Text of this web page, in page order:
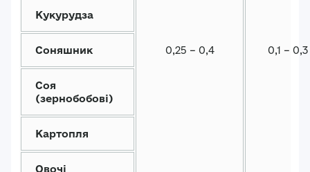
0,25 – 0,4 0,1 – 0,3
Кукурудза
Соняшник
Соя
(зернобобові)
Картопля
Овочі
Ваша оцінка
Авторизація
E-mail*